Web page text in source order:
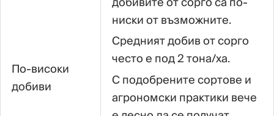
По-високи
добиви
ниски от възможните.
Средният добив от сорго
често е под 2 тона/ха.
С подобрените сортове и
агрономски практики вече